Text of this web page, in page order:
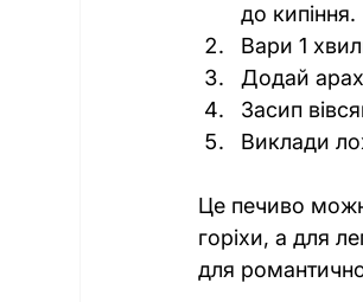
до кипіння.
Вари 1
Додай
Засип
Виклади
Це печиво
горіхи, а для
для